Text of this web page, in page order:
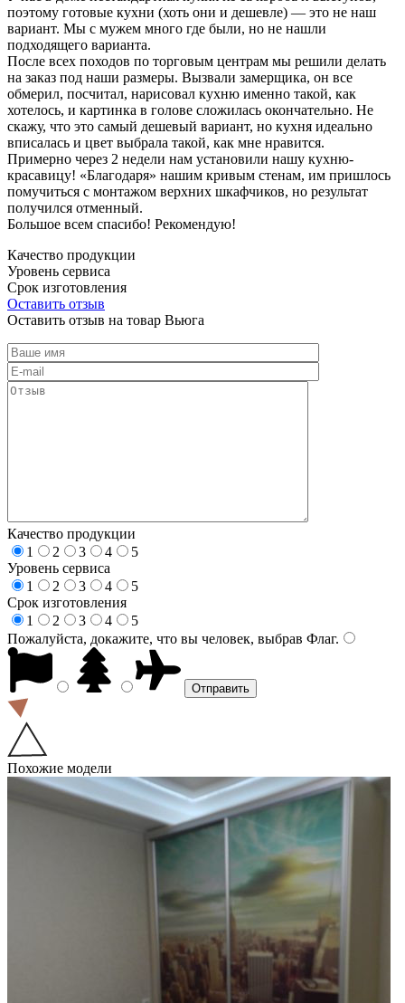
поэтому готовые кухни (хоть они и дешевле) — это не наш
вариант. Мы с мужем много где были, но не нашли
подходящего варианта.
После всех походов по торговым центрам мы решили делать
на заказ под наши размеры. Вызвали замерщика, он все
обмерил, посчитал, нарисовал кухню именно такой, как
хотелось, и картинка в голове сложилась окончательно. Не
скажу, что это самый дешевый вариант, но кухня идеально
вписалась и цвет выбрала такой, как мне нравится.
Примерно через 2 недели нам установили нашу кухню-
красавицу! «Благодаря» нашим кривым стенам, им пришлось
помучиться с монтажом верхних шкафчиков, но результат
получился отменный.
Большое всем спасибо! Рекомендую!
Качество продукции
Уровень сервиса
Срок изготовления
Оставить отзыв
Оставить отзыв на товар Вьюга
Качество продукции
1
2 3 4
5
Уровень сервиса
1
2 3 4
5
Срок изготовления
1
2 3 4
5
Пожалуйста, докажите, что вы человек, выбрав Флаг.
Похожие модели